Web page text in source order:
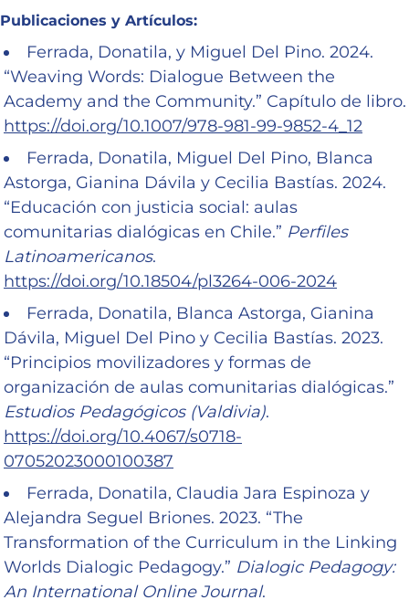
Publicaciones y Artículos:
Ferrada, Donatila, y Miguel Del Pino. 2024.
“Weaving Words: Dialogue Between the
Academy and the Community.” Capítulo de libro.
https://doi.org/10.1007/978-981-99-9852-4_12
Ferrada, Donatila, Miguel Del Pino, Blanca
Astorga, Gianina Dávila y Cecilia Bastías. 2024.
“Educación con justicia social: aulas
comunitarias dialógicas en Chile.” Perfiles
Latinoamericanos.
https://doi.org/10.18504/pl3264-006-2024
Ferrada, Donatila, Blanca Astorga, Gianina
Dávila, Miguel Del Pino y Cecilia Bastías. 2023.
“Principios movilizadores y formas de
organización de aulas comunitarias dialógicas.”
Estudios Pedagógicos (Valdivia).
https://doi.org/10.4067/s0718-
07052023000100387
Ferrada, Donatila, Claudia Jara Espinoza y
Alejandra Seguel Briones. 2023. “The
Transformation of the Curriculum in the Linking
Worlds Dialogic Pedagogy.” Dialogic Pedagogy:
An International Online Journal.